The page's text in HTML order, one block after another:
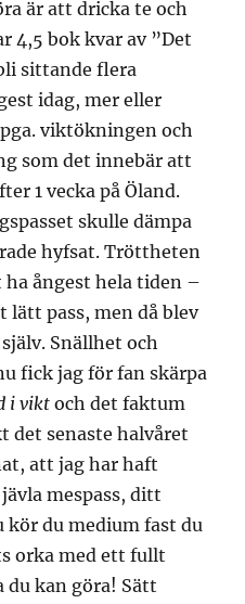
är att dricka te och
4,5 bok kvar av ”Det
sittande flera
idag, mer eller
viktökningen och
som det innebär att
1 vecka på Öland.
skulle dämpa
hyfsat. Tröttheten
ångest hela tiden –
lätt pass, men då blev
Snällhet och
fick jag för fan skärpa
i vikt och det faktum
det senaste halvåret
att jag har haft
mespass, ditt
kör du medium fast du
orka med ett fullt
du kan göra! Sätt